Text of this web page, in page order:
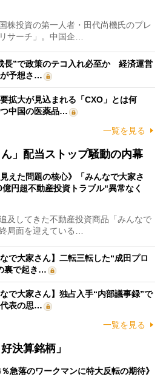
株投資の第一人者・田代尚機氏のプレ
サーチ」。中国企…
長”で政策のテコ入れ必至か 経済運営
予想さ…
拡大が見込まれる「CXO」とは何
中国の医薬品…
一覧を見る
ん」配当ストップ騒動の内幕
見えた問題の核心》「みんなで大家さ
円超不動産投資トラブル“異常なく
及してきた不動産投資商品「みんなで
局面を迎えている…
で大家さん】二転三転した“成田プロ
裏で起き…
で大家さん】独占入手“内部議事録”で
代表の思…
一覧を見る
決算銘柄」
％急落のワークマンに特大反転の期待》